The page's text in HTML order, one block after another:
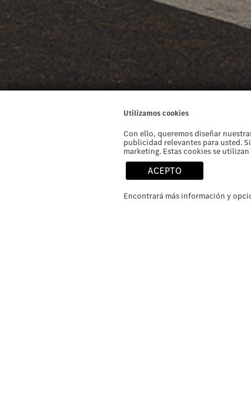
Utilizamos cookies
Con ello, queremos diseñar
publicidad relevantes para usted.
marketing. Estas cookies se
ACEPTO
Encontrará más información y